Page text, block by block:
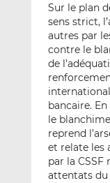
Sur le plan
sens strict,
autres par
contre le
de
bancaire.
le
reprend
et relate les
par la
attentats du